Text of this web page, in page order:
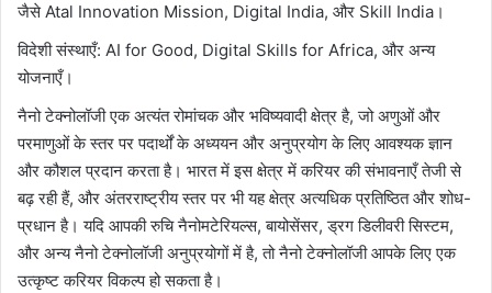
जैसे Atal Innovation Mission, Digital India, और Skill India।
विदेशी संस्थाएँ: AI for Good, Digital Skills for Africa, और अन्य
योजनाएँ।
नैनो टेक्नोलॉजी एक अत्यंत रोमांचक और भविष्यवादी क्षेत्र है, जो अणुओं और
परमाणुओं के स्तर पर पदार्थों के अध्ययन और अनुप्रयोग के लिए आवश्यक ज्ञान
और कौशल प्रदान करता है। भारत में इस क्षेत्र में करियर की संभावनाएँ तेजी से
बढ़ रही हैं, और अंतरराष्ट्रीय स्तर पर भी यह क्षेत्र अत्यधिक प्रतिष्ठित और शोध-
प्रधान है। यदि आपकी रुचि नैनोमटेरियल्स, बायोसेंसर, ड्रग डिलीवरी सिस्टम,
और अन्य नैनो टेक्नोलॉजी अनुप्रयोगों में है, तो नैनो टेक्नोलॉजी आपके लिए एक
उत्कृष्ट करियर विकल्प हो सकता है।